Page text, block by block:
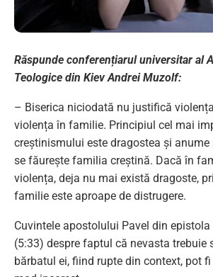
Răspunde conferențiarul universitar al
Teologice din Kiev Andrei Muzolf:
– Biserica niciodată nu justifică
violența în familie. Principiul cel mai
creștinismului este dragostea și anume
se făurește familia creștină. Dacă în
violența, deja nu mai există dragoste,
familie este aproape de distrugere.
Cuvintele apostolului Pavel din epistola
(5:33) despre faptul că nevasta trebuie
bărbatul ei, fiind rupte din context, pot